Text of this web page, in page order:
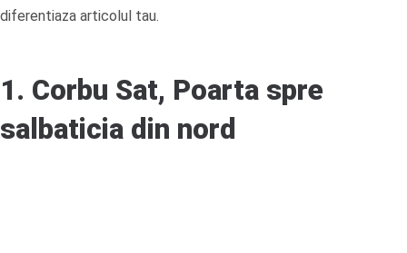
diferentiaza articolul tau.
1. Corbu Sat, Poarta spre
salbaticia din nord